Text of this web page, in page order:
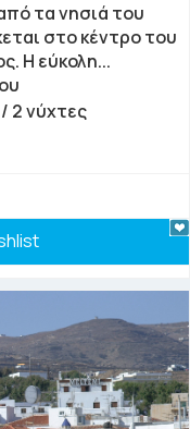
τα νησιά του
στο κέντρο του
Η εύκολη...
2 νύχτες